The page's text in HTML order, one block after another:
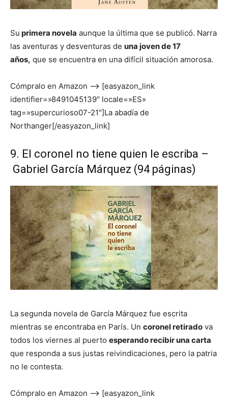
Su primera novela aunque la última que se publicó. Narra
las aventuras y desventuras de una joven de 17
años, que se encuentra en una difícil situación amorosa.
Cómpralo en Amazon –> [easyazon_link
identifier=»8491045139″ locale=»ES»
tag=»supercurioso07-21″]La abadía de
Northanger[/easyazon_link]
9. El coronel no tiene quien le escriba –
Gabriel García Márquez (94 páginas)
La segunda novela de García Márquez fue escrita
mientras se encontraba en París. Un coronel retirado va
todos los viernes al puerto esperando recibir una carta
que responda a sus justas reivindicaciones, pero la patria
no le contesta.
Cómpralo en Amazon –> [easyazon_link